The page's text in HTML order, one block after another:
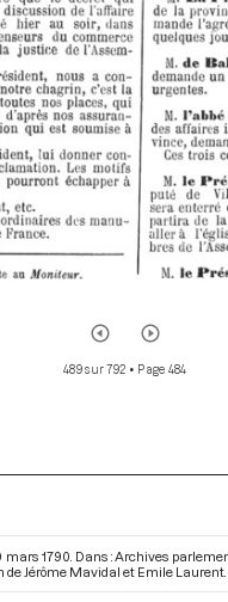
489 sur 792 • Page 484
mars 1790. Dans : Archives
de Jérôme Mavidal et Emile Laurent.